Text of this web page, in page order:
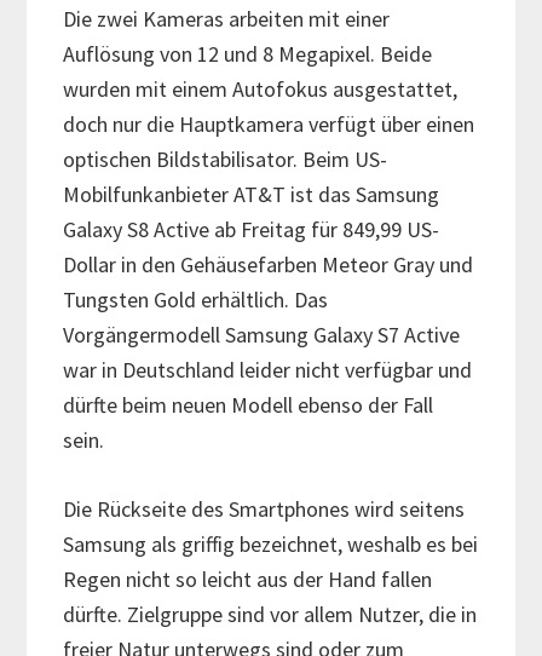
Die zwei Kameras arbeiten mit einer
Auflösung von 12 und 8 Megapixel. Beide
wurden mit einem Autofokus ausgestattet,
doch nur die Hauptkamera verfügt über einen
optischen Bildstabilisator. Beim US-
Mobilfunkanbieter AT&T ist das Samsung
Galaxy S8 Active ab Freitag für 849,99 US-
Dollar in den Gehäusefarben Meteor Gray und
Tungsten Gold erhältlich. Das
Vorgängermodell Samsung Galaxy S7 Active
war in Deutschland leider nicht verfügbar und
dürfte beim neuen Modell ebenso der Fall
sein.
Die Rückseite des Smartphones wird seitens
Samsung als griffig bezeichnet, weshalb es bei
Regen nicht so leicht aus der Hand fallen
dürfte. Zielgruppe sind vor allem Nutzer, die in
freier Natur unterwegs sind oder zum